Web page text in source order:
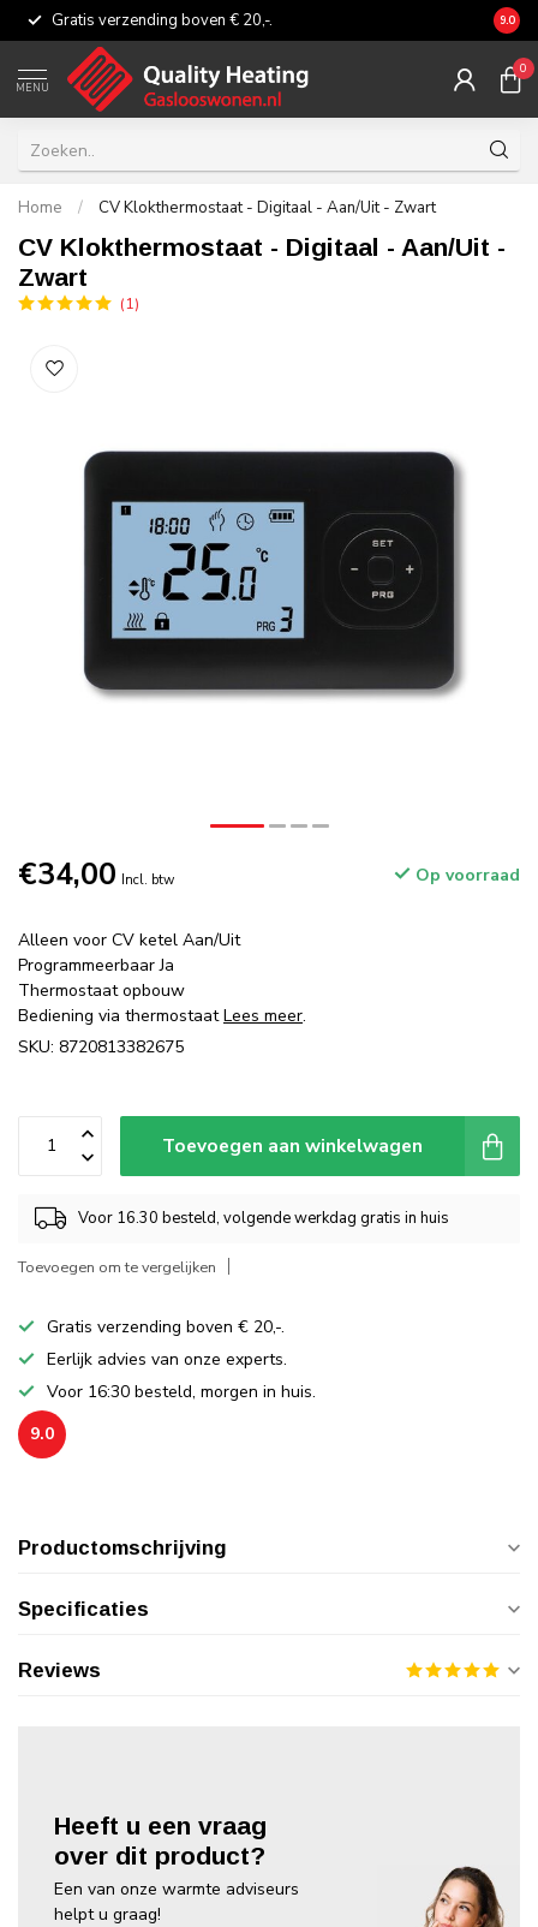
Gratis verzending boven € 20,-. 9.0
MENU
0
Home / CV Klokthermostaat - Digitaal - Aan/Uit - Zwart
CV Klokthermostaat - Digitaal - Aan/Uit -
Zwart
(1)
€34,00 Incl. btw Op voorraad
Alleen voor CV ketel Aan/Uit
Programmeerbaar Ja
Thermostaat opbouw
Bediening via thermostaatLees meer.
SKU: 8720813382675
Toevoegen aan winkelwagen
Voor 16.30 besteld, volgende werkdag gratis in huis
Toevoegen om te vergelijken
Gratis verzending boven € 20,-.
Eerlijk advies van onze experts.
Voor 16:30 besteld, morgen in huis.
9.0
Productomschrijving
Specificaties
Reviews
Heeft u een vraag
over dit product?
Een van onze warmte adviseurs
helpt u graag!